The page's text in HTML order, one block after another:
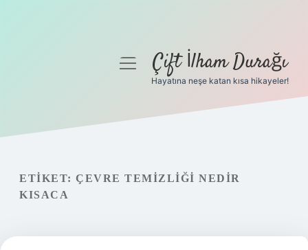
Gizlilik Politikası
Hakkımızda
menüyüÇift İlham Durağı
Hayatına neşe katan kısa hikayeler!
ETIKET: ÇEVRE TEMIZLIĞI NEDIR
KISACA